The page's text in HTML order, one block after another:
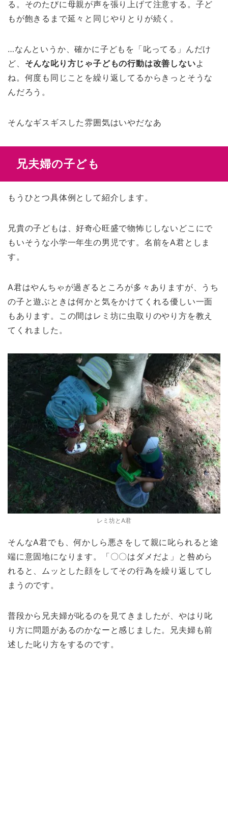
る。そのたびに母親が声を張り上げて注意する。子ど
もが飽きるまで延々と同じやりとりが続く。
…なんというか、確かに子どもを「叱ってる」んだけ
ど、 そんな叱り方じゃ子どもの行動は改善しないよ
ね。何度も同じことを繰り返してるからきっとそうな
んだろう。
そんなギスギスした雰囲気はいやだなあ
兄夫婦の子ども
もうひとつ具体例として紹介します。
兄貴の子どもは、好奇心旺盛で物怖じしないどこにで
もいそうな小学一年生の男児です。名前をA君としま
す。
A君はやんちゃが過ぎるところが多々ありますが、うち
の子と遊ぶときは何かと気をかけてくれる優しい一面
もあります。この間はレミ坊に虫取りのやり方を教え
てくれました。
レミ坊とA君
そんなA君でも、何かしら悪さをして親に叱られると途
端に意固地になります。「〇〇はダメだよ」と咎めら
れると、ムッとした顔をしてその行為を繰り返してし
まうのです。
普段から兄夫婦が叱るのを見てきましたが、やはり叱
り方に問題があるのかなーと感じました。兄夫婦も前
述した叱り方をするのです。